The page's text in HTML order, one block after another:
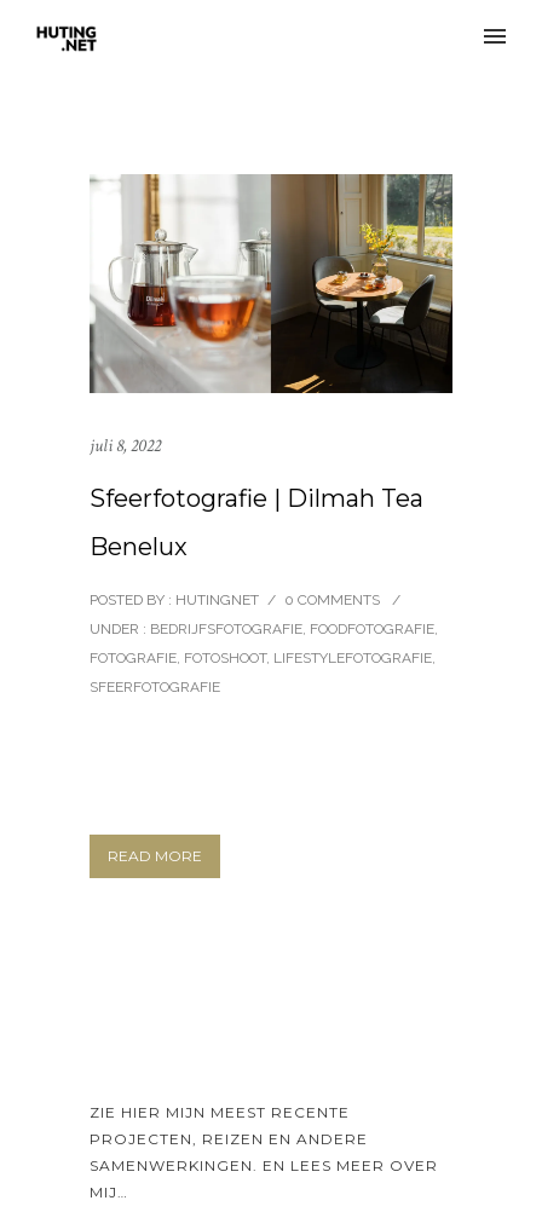
juli 8, 2022
Sfeerfotografie | Dilmah Tea
Benelux
POSTED BY : HUTINGNET / 0 COMMENTS
/
UNDER : BEDRIJFSFOTOGRAFIE, FOODFOTOGRAFIE,
FOTOGRAFIE, FOTOSHOOT, LIFESTYLEFOTOGRAFIE,
SFEERFOTOGRAFIE
READ MORE
ZIE HIER MIJN MEEST RECENTE
PROJECTEN, REIZEN EN ANDERE
SAMENWERKINGEN. EN LEES MEER OVER
MIJ…